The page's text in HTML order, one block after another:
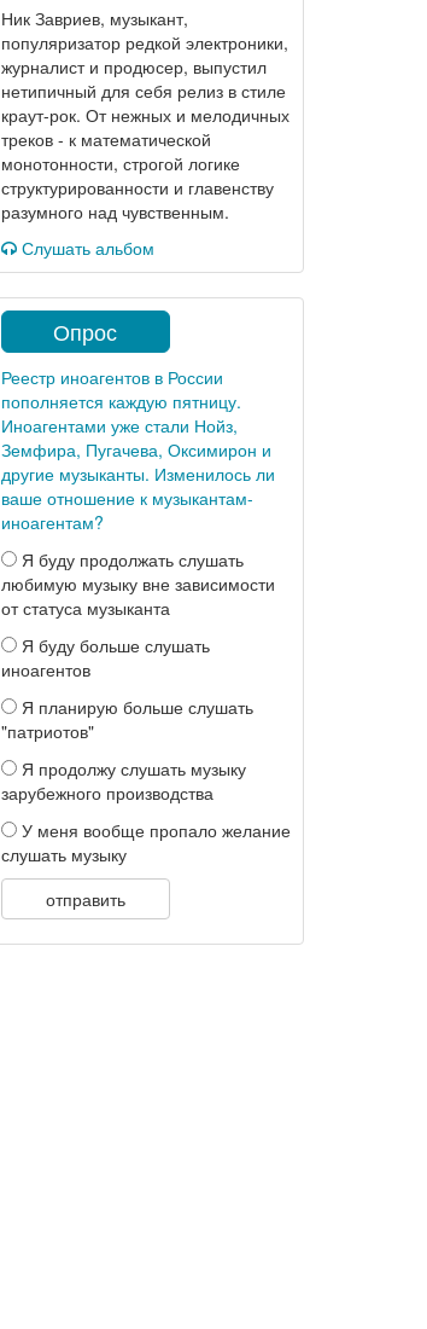
Ник Завриев, музыкант,
популяризатор редкой электроники,
журналист и продюсер, выпустил
нетипичный для себя релиз в стиле
краут-рок. От нежных и мелодичных
треков - к математической
монотонности, строгой логике
структурированности и главенству
разумного над чувственным.
Слушать альбом
Опрос
Реестр иноагентов в России
пополняется каждую пятницу.
Иноагентами уже стали Нойз,
Земфира, Пугачева, Оксимирон и
другие музыканты. Изменилось ли
ваше отношение к музыкантам-
иноагентам?
Я буду продолжать слушать
любимую музыку вне зависимости
от статуса музыканта
Я буду больше слушать
иноагентов
Я планирую больше слушать
"патриотов"
Я продолжу слушать музыку
зарубежного производства
У меня вообще пропало желание
слушать музыку
отправить